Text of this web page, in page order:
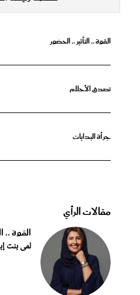
القوة .. التأثير .. الحضور
تصدق الأحلام
جرأة البدايات
مقالات الرأي
القوة ..
لمى بنت